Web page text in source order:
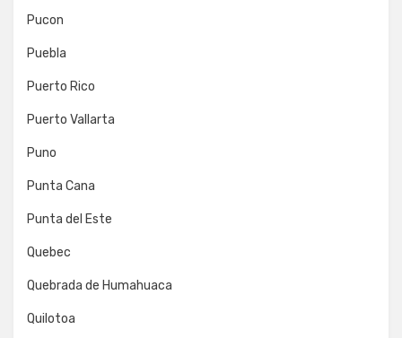
Pucon
Puebla
Puerto Rico
Puerto Vallarta
Puno
Punta Cana
Punta del Este
Quebec
Quebrada de Humahuaca
Quilotoa